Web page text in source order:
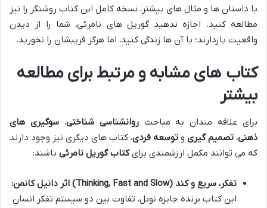
با داستان ها و مثال های بیشتر، نسخه کامل این کتاب روشنگر را نیز
مطالعه کنید. اجازه ندهید گوریل های نامرئی، شما را از دیدن
واقعیت بازدارند؛ با آن ها زندگی کنید، اما هرگز فریبشان را نخورید.
کتاب های مشابه و مرتبط برای مطالعه
بیشتر
برای علاقه مندان به مباحثروانشناسی شناختی،سوگیری های
ذهنی، تصمیم گیری و توسعه فردی، کتاب های دیگری نیز وجود دارند
که می توانند مکمل ارزشمندی برایکتاب گوریل نامرئی باشند:
تفکر، سریع و کند (Thinking, Fast and Slow) اثر دانیل کانمن:
این کتاب برنده جایزه نوبل، تفاوت بین دو سیستم تفکر انسان